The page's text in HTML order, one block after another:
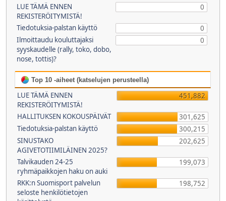
LUE TÄMÄ ENNEN
REKISTERÖITYMISTÄ!
0
Tiedotuksia-palstan käyttö
0
Ilmoittaudu kouluttajaksi
syyskaudelle (rally, toko, dobo,
nose, tottis)?
0
Top 10 -aiheet (katselujen perusteella)
LUE TÄMÄ ENNEN
REKISTERÖITYMISTÄ!
451,882
HALLITUKSEN KOKOUSPÄIVÄT
301,625
Tiedotuksia-palstan käyttö
300,215
SINUSTAKO
AGIVETOTIIMILÄINEN 2025?
202,625
Talvikauden 24-25
ryhmäpaikkojen haku on auki
199,073
RKK:n Suomisport palvelun
seloste henkilötietojen
198,752